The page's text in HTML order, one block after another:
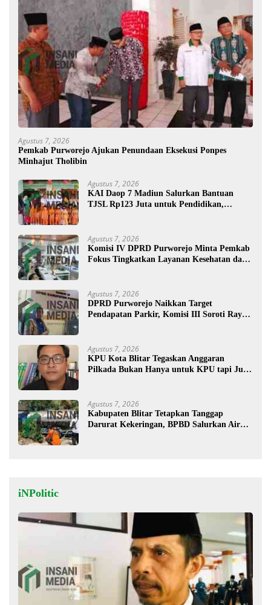
Agustus 7, 2026
Pemkab Purworejo Ajukan Penundaan Eksekusi Ponpes
Minhajut Tholibin
Agustus 7, 2026
KAI Daop 7 Madiun Salurkan Bantuan
TJSL Rp123 Juta untuk Pendidikan,
Agustus 7, 2026
Komisi IV DPRD Purworejo Minta Pemkab
Fokus Tingkatkan Layanan Kesehatan dan
Agustus 7, 2026
DPRD Purworejo Naikkan Target
Pendapatan Parkir, Komisi III Soroti Rayon
Agustus 7, 2026
KPU Kota Blitar Tegaskan Anggaran
Pilkada Bukan Hanya untuk KPU tapi Juga
Agustus 7, 2026
Kabupaten Blitar Tetapkan Tanggap
Darurat Kekeringan, BPBD Salurkan Air
iNPolitic